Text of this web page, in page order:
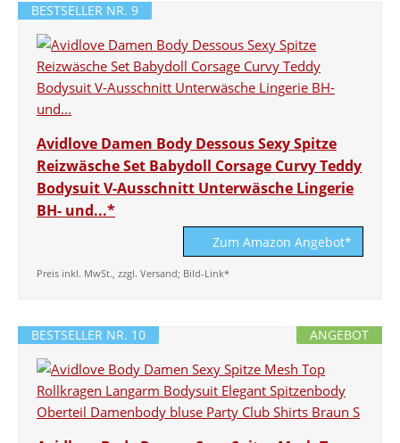
BESTSELLER NR. 9
Avidlove Damen Body Dessous Sexy Spitze
Reizwäsche Set Babydoll Corsage Curvy Teddy
Bodysuit V-Ausschnitt Unterwäsche Lingerie
BH- und...*
Zum Amazon Angebot*
Preis inkl. MwSt., zzgl. Versand; Bild-Link*
ANGEBOT
BESTSELLER NR. 10